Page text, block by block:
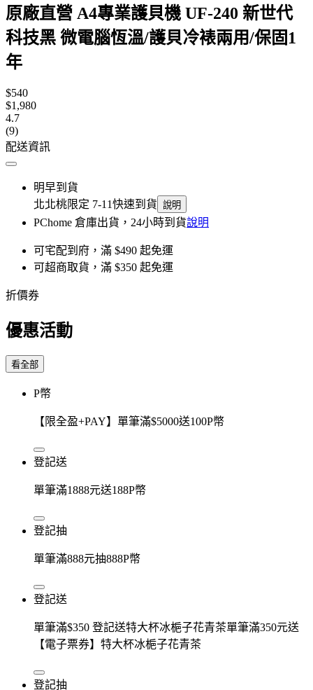
原廠直營 A4專業護貝機 UF-240 新世代
科技黑 微電腦恆溫/護貝冷裱兩用/保固1
年
$540
$1,980
4.7
(9)
配送資訊
明早到貨
北北桃限定 7-11快速到貨 說明
PChome 倉庫出貨，24小時到貨說明
可宅配到府，滿 $490 起免運
可超商取貨，滿 $350 起免運
折價券
優惠活動
看全部
P幣
【限全盈+PAY】單筆滿$5000送100P幣
登記送
單筆滿1888元送188P幣
登記抽
單筆滿888元抽888P幣
登記送
單筆滿$350 登記送特大杯冰梔子花青茶單筆滿350元送
【電子票券】特大杯冰梔子花青茶
登記抽